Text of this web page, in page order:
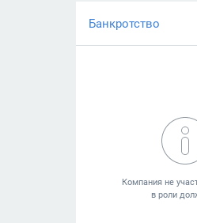
Банкротство